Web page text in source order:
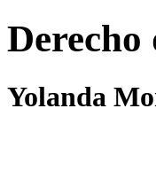
Derecho
Yolanda